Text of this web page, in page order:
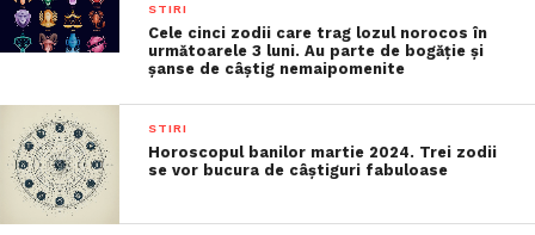
STIRI
Cele cinci zodii care trag lozul norocos în
următoarele 3 luni. Au parte de bogăție și
șanse de câștig nemaipomenite
STIRI
Horoscopul banilor martie 2024. Trei zodii
se vor bucura de câștiguri fabuloase